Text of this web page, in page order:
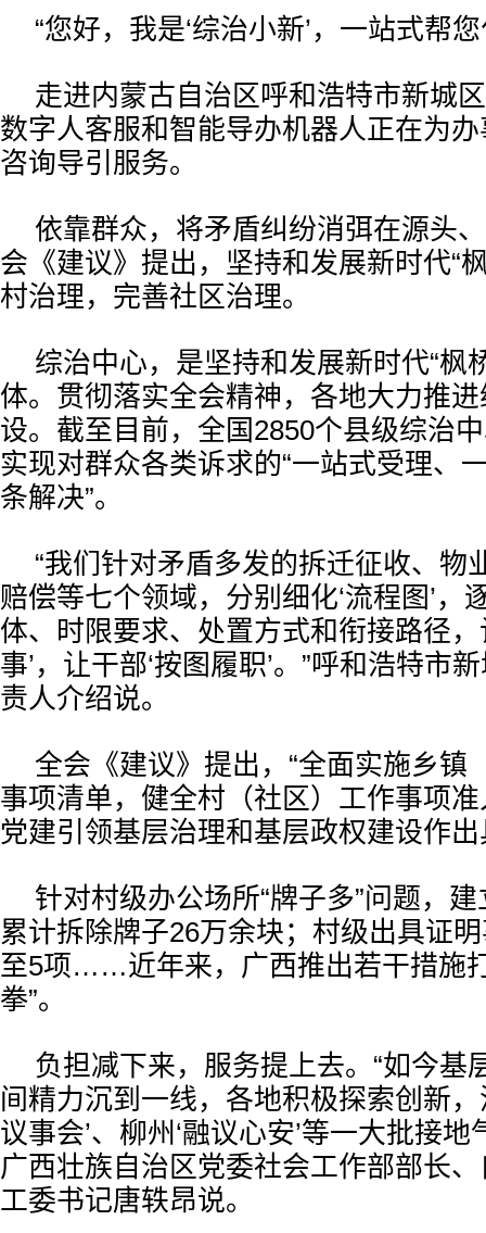
“您好，我是‘综治小新’，一站式帮
走进内蒙古自治区呼和浩特市新城
数字人客服和智能导办机器人正在为
咨询导引服务。
依靠群众，将矛盾纠纷消弭在源头
会《建议》提出，坚持和发展新时代“
村治理，完善社区治理。
综治中心，是坚持和发展新时代“枫
体。贯彻落实全会精神，各地大力推
设。截至目前，全国2850个县级综治
实现对群众各类诉求的“一站式受理、
条解决”。
“我们针对矛盾多发的拆迁征收、物
赔偿等七个领域，分别细化‘流程图’，
体、时限要求、处置方式和衔接路径，
事’，让干部‘按图履职’。”呼和浩特市
责人介绍说。
全会《建议》提出，“全面实施乡镇
事项清单，健全村（社区）工作事项准
党建引领基层治理和基层政权建设作
针对村级办公场所“牌子多”问题，
累计拆除牌子26万余块；村级出具证
至5项……近年来，广西推出若干措施
拳”。
负担减下来，服务提上去。“如今基
间精力沉到一线，各地积极探索创新，
议事会’、柳州‘融议心安’等一大批接地
广西壮族自治区党委社会工作部部长、
工委书记唐轶昂说。